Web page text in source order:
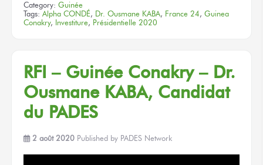
Category: Guinée
Tags: Alpha CONDÉ, Dr. Ousmane KABA, France 24, Guinea
Conakry, Investiture, Présidentielle 2020
RFI – Guinée Conakry – Dr.
Ousmane KABA, Candidat
du PADES
2 août 2020 Published by PADES Network